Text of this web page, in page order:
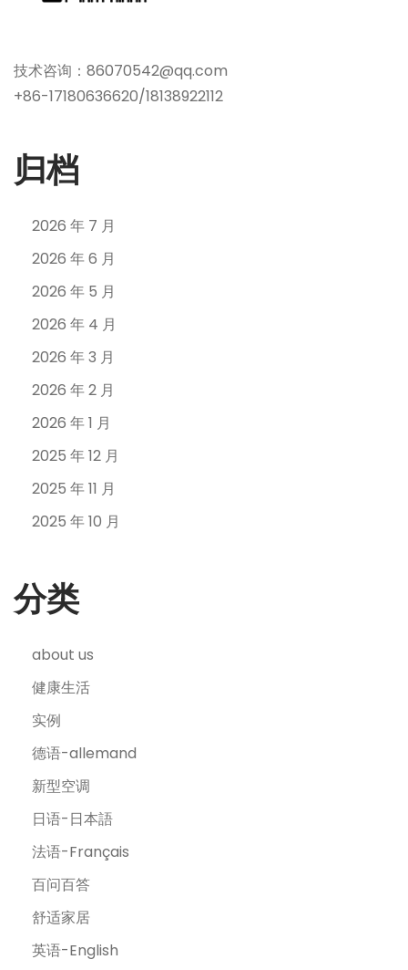
技术咨询：86070542@qq.com
+86-17180636620/18138922112
归档
2026 年 7 月
2026 年 6 月
2026 年 5 月
2026 年 4 月
2026 年 3 月
2026 年 2 月
2026 年 1 月
2025 年 12 月
2025 年 11 月
2025 年 10 月
分类
about us
健康生活
实例
德语-allemand
新型空调
日语-日本語
法语-Français
百问百答
舒适家居
英语-English